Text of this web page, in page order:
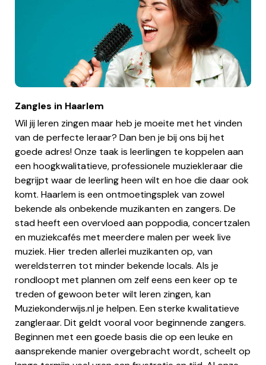
Zangles in Haarlem
Wil jij leren zingen maar heb je moeite met het vinden
van de perfecte leraar? Dan ben je bij ons bij het
goede adres! Onze taak is leerlingen te koppelen aan
een hoogkwalitatieve, professionele muziekleraar die
begrijpt waar de leerling heen wilt en hoe die daar ook
komt. Haarlem is een ontmoetingsplek van zowel
bekende als onbekende muzikanten en zangers. De
stad heeft een overvloed aan poppodia, concertzalen
en muziekcafés met meerdere malen per week live
muziek. Hier treden allerlei muzikanten op, van
wereldsterren tot minder bekende locals. Als je
rondloopt met plannen om zelf eens een keer op te
treden of gewoon beter wilt leren zingen, kan
Muziekonderwijs.nl je helpen. Een sterke kwalitatieve
zangleraar. Dit geldt vooral voor beginnende zangers.
Beginnen met een goede basis die op een leuke en
aansprekende manier overgebracht wordt, scheelt op